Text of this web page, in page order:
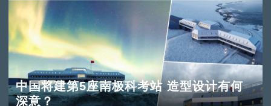
中国将建第5座南极科考站 造型设计有何
深意？